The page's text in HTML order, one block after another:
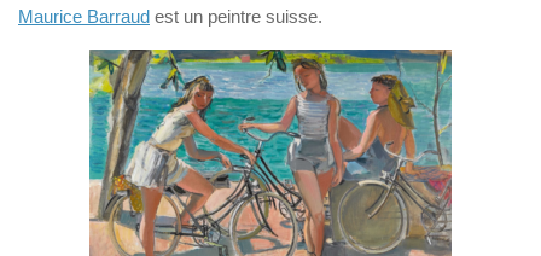
Maurice Barraud est un peintre suisse.